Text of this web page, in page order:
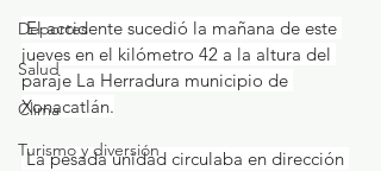
Deportes
Salud
Clima
Turismo y diversión
El accidente sucedió la mañana de este
jueves en el kilómetro 42 a la altura del
paraje La Herradura municipio de
Xonacatlán.
La pesada unidad circulaba en dirección